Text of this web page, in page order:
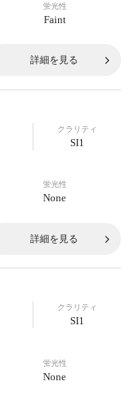
蛍光性
Faint
詳細を見る
クラリティ
SI1
蛍光性
None
詳細を見る
クラリティ
SI1
蛍光性
None